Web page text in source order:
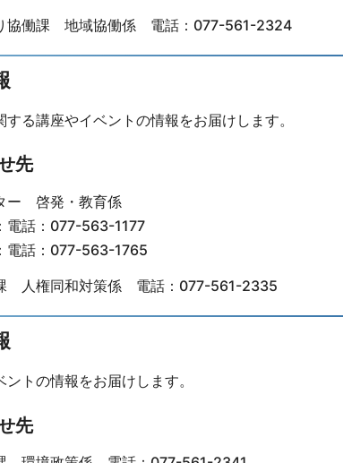
協働課 地域協働係 電話：077-561-2324
る講座やイベントの情報をお届けします。
先
ー 啓発・教育係
電話：077-563-1177
電話：077-563-1765
人権同和対策係 電話：077-561-2335
トの情報をお届けします。
先